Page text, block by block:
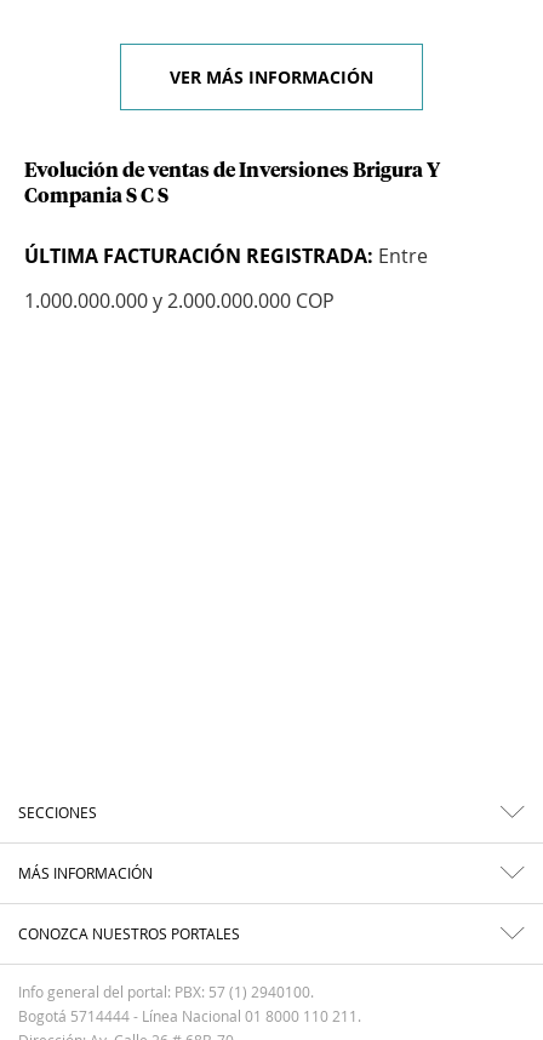
VER MÁS INFORMACIÓN
Evolución de ventas de Inversiones Brigura Y
Compania S C S
ÚLTIMA FACTURACIÓN REGISTRADA: Entre
1.000.000.000 y 2.000.000.000 COP
SECCIONES
MÁS INFORMACIÓN
CONOZCA NUESTROS PORTALES
Info general del portal: PBX: 57 (1) 2940100.
Bogotá 5714444 - Línea Nacional 01 8000 110 211.